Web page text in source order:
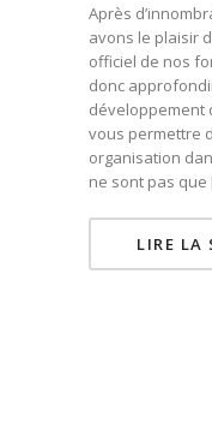
Après
avons le plaisir
officiel de nos
donc
développement
vous permettre
organisation
ne sont pas
LIRE LA